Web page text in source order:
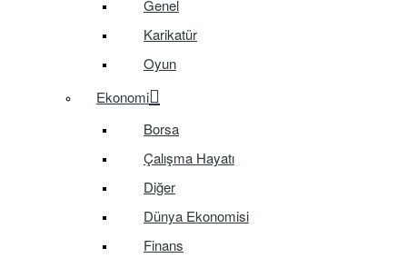
Genel
Karikatür
Oyun
Ekonomi
Borsa
Çalışma Hayatı
Diğer
Dünya Ekonomisi
Finans